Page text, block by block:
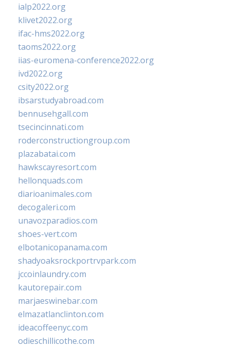
ialp2022.org
klivet2022.org
ifac-hms2022.org
taoms2022.org
iias-euromena-conference2022.org
ivd2022.org
csity2022.org
ibsarstudyabroad.com
bennusehgall.com
tsecincinnati.com
roderconstructiongroup.com
plazabatai.com
hawkscayresort.com
hellonquads.com
diarioanimales.com
decogaleri.com
unavozparadios.com
shoes-vert.com
elbotanicopanama.com
shadyoaksrockportrvpark.com
jccoinlaundry.com
kautorepair.com
marjaeswinebar.com
elmazatlanclinton.com
ideacoffeenyc.com
odieschillicothe.com